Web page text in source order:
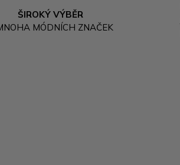
ŠIROKÝ VÝBĚR
MÓDNÍCH ZNAČEK